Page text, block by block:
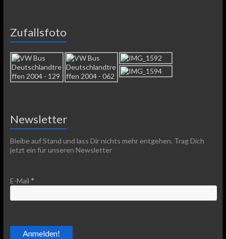
Zufallsfoto
Newsletter
Bleibe auf Stand und lass Dir nichts mehr entgehen. Trag Dich
jetzt ein für unseren Newsletter
E-Mail *